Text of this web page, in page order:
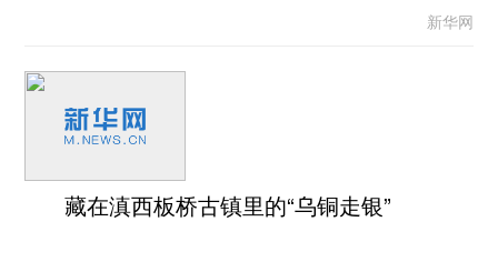
新华网
藏在滇西板桥古镇里的“乌铜走银”